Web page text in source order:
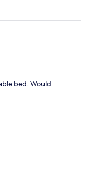
bed. Would